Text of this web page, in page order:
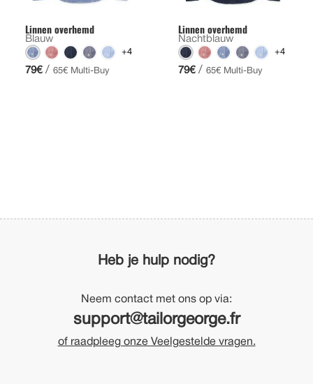
Linnen overhemd
Blauw
+4
79€ / 65€ Multi-Buy
Linnen overhemd
Nachtblauw
+4
79€ / 65€ Multi-Buy
Heb je hulp nodig?
Neem contact met ons op via:
support@tailorgeorge.fr
of raadpleeg onze Veelgestelde vragen.